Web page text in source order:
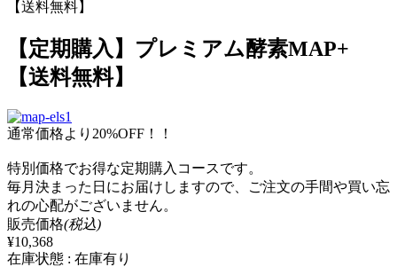
【送料無料】
【定期購入】プレミアム酵素MAP+
【送料無料】
通常価格より20%OFF！！
特別価格でお得な定期購入コースです。
毎月決まった日にお届けしますので、ご注文の手間や買い忘
れの心配がございません。
販売価格(税込)
¥10,368
在庫状態 : 在庫有り